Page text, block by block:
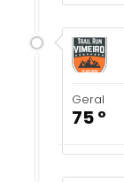
Geral
75 º